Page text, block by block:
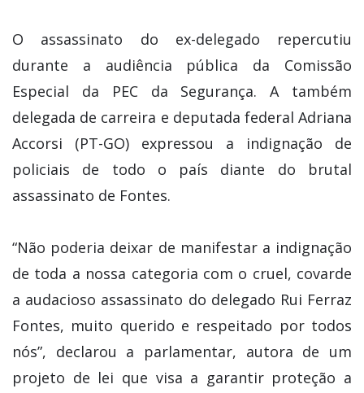
O assassinato do ex-delegado repercutiu
durante a audiência pública da Comissão
Especial da PEC da Segurança. A também
delegada de carreira e deputada federal Adriana
Accorsi (PT-GO) expressou a indignação de
policiais de todo o país diante do brutal
assassinato de Fontes.
“Não poderia deixar de manifestar a indignação
de toda a nossa categoria com o cruel, covarde
a audacioso assassinato do delegado Rui Ferraz
Fontes, muito querido e respeitado por todos
nós”, declarou a parlamentar, autora de um
projeto de lei que visa a garantir proteção a